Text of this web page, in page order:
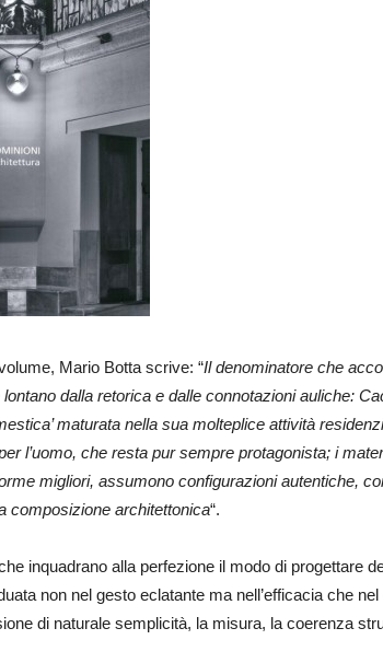
Mario Botta scrive: “Il denominatore che
lontano dalla retorica e dalle connotazioni auliche:
maturata nella sua molteplice attività
l’uomo, che resta pur sempre protagonista; i
migliori, assumono configurazioni autentiche,
composizione architettonica“.
inquadrano alla perfezione il modo di progettare
non nel gesto eclatante ma nell’efficacia che
di naturale semplicità, la misura, la coerenza